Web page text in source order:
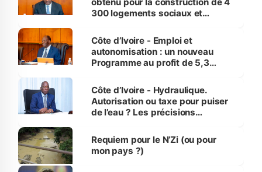
300 logements sociaux et
et Yamoussoukro
Côte d’Ivoire - Emploi et
autonomisation : un nouveau
Programme au profit de 5,3
Côte d’Ivoire - Hydraulique.
Autorisation ou taxe pour puiser
de l’eau ? Les précisions
Requiem pour le N’Zi (ou pour
mon pays ?)